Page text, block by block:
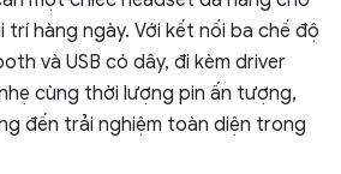
trí hàng ngày. Với kết nối ba chế độ
và USB có dây, đi kèm driver
cùng thời lượng pin ấn tượng,
đến trải nghiệm toàn diện trong